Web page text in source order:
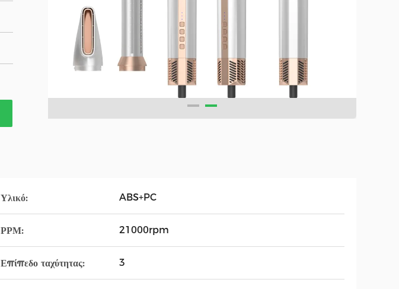
Υλικό: ABS+PC
ΡΡΜ: 21000rpm
Επίπεδο ταχύτητας: 3